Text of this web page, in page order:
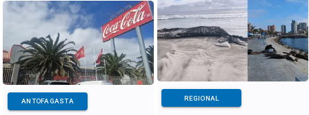
ANTOFAGASTA REGIONAL